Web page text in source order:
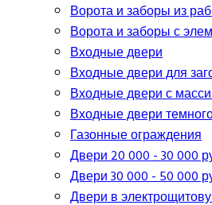
Ворота и заборы из
Ворота и заборы с
Входные двери
Входные двери для
Входные двери с
Входные двери
Газонные ограждения
Двери 20 000 - 30 000
Двери 30 000 - 50 000
Двери в